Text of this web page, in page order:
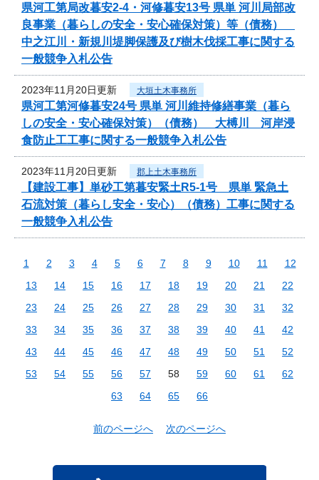
県河工第局改暮安2-4・河修暮安13号 県単 河川局部改
良事業（暮らしの安全・安心確保対策）等（債務）
中之江川・新規川堤脚保護及び樹木伐採工事に関する
一般競争入札公告
2023年11月20日更新 大垣土木事務所
県河工第河修暮安24号 県単 河川維持修繕事業（暮ら
しの安全・安心確保対策）（債務） 大榑川 河岸浸
食防止工工事に関する一般競争入札公告
2023年11月20日更新 郡上土木事務所
【建設工事】単砂工第暮安緊土R5-1号 県単 緊急土
石流対策（暮らし安全・安心）（債務）工事に関する
一般競争入札公告
1 2 3 4 5 6 7 8 9 10 11
12
13
14 15 16 17 18 19 20 21
22
23
24 25 26 27 28 29 30 31
32
33
34 35 36 37 38 39 40 41
42
43
44 45 46 47 48 49 50 51
52
53
54 55 56 57 58 59 60 61
62
63
64 65 66
前のページへ 次のページへ